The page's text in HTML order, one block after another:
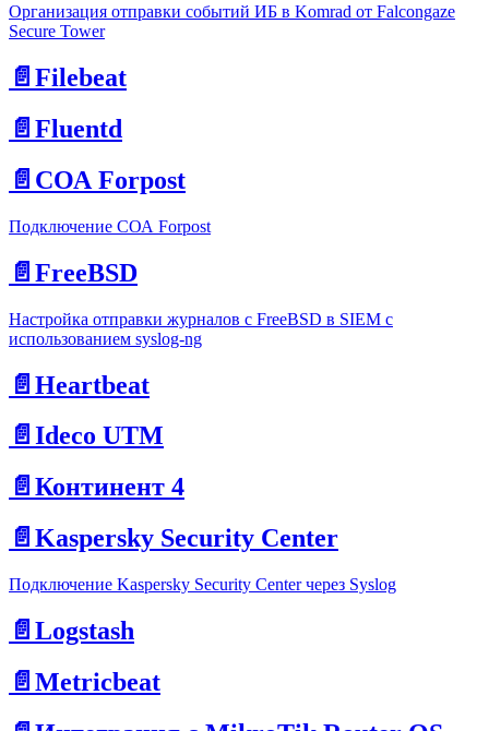
Организация отправки событий ИБ в Komrad от Falcongaze
Secure Tower
📄️ Filebeat
📄️ Fluentd
📄️ СОА Forpost
Подключение СОА Forpost
📄️ FreeBSD
Настройка отправки журналов с FreeBSD в SIEM с
использованием syslog-ng
📄️ Heartbeat
📄️ Ideco UTM
📄️ Континент 4
📄️ Kaspersky Security Center
Подключение Kaspersky Security Center через Syslog
📄️ Logstash
📄️ Metricbeat